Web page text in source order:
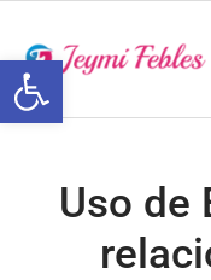
contenido
Uso de
Abrir barra de